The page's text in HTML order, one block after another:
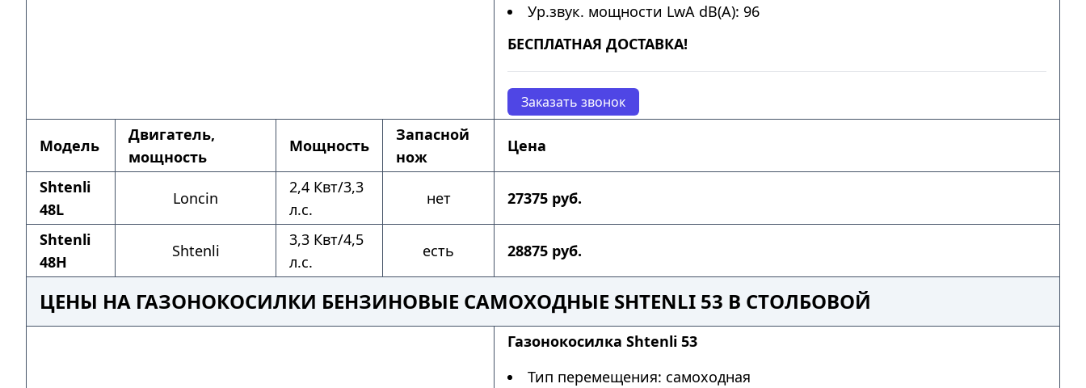
Ур.звук. мощности LwA dB(A): 96
БЕСПЛАТНАЯ ДОСТАВКА!
Заказать звонок
Модель
Двигатель,
мощность
Мощность
Запасной
нож
Цена
Shtenli
48L
Loncin
2,4 Квт/3,3
л.с.
нет 27375 руб.
Shtenli
48H
Shtenli
3,3 Квт/4,5
л.с.
есть 28875 руб.
ЦЕНЫ НА ГАЗОНОКОСИЛКИ БЕНЗИНОВЫЕ САМОХОДНЫЕ SHTENLI 53 В СТОЛБОВОЙ
Газонокосилка Shtenli 53
Тип перемещения: самоходная